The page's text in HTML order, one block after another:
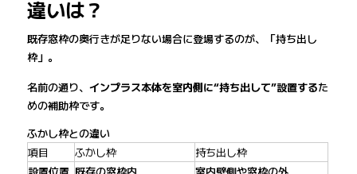
違いは？
既存窓枠の奥行きが足りない場合に登場するのが、「持ち出し
枠」。
名前の通り、インプラス本体を室内側に“持ち出して”設置するた
めの補助枠です。
ふかし枠との違い
項目
ふかし枠
持ち出し枠